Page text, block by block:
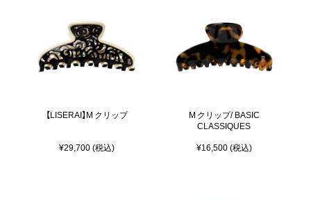
【LISERAI】M クリップ
¥29,700 (税込)
M クリップ/ BASIC
CLASSIQUES
¥16,500 (税込)